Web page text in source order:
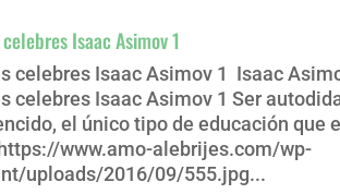
celebres Isaac Asimov 1
celebres Isaac Asimov 1 Isaac
celebres Isaac Asimov 1 Ser
el único tipo de educación que
www.amo-alebrijes.com/wp-
uploads/2016/09/555.jpg...